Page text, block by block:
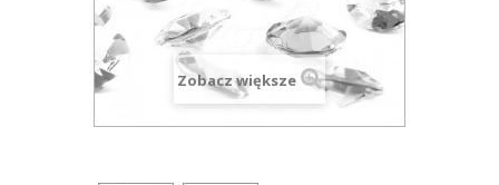
Zobacz większe